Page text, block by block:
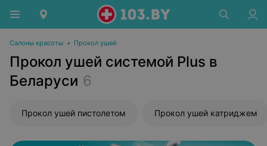
Салоны красоты • Прокол ушей
Прокол ушей системой Plus в
Беларуси 6
Прокол ушей пистолетом Прокол ушей катриджем